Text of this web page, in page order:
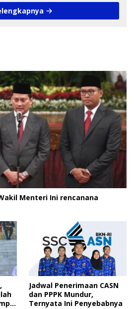
Menteri Ini rencanana
Jadwal Penerimaan CASN
dan PPPK Mundur,
Ternyata Ini Penyebabnya